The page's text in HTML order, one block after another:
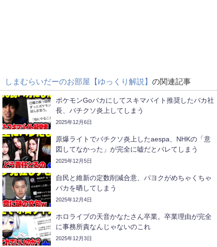
しまむらいだーのお部屋【ゆっくり解説】 の関連記事
ポケモンGoバカにしてスキマバイト推奨したバカ社
長、バチクソ炎上してしまう
2025年12月6日
原爆ライトでバチクソ炎上したaespa、NHKの「意
図してなかった」が完全に嘘だとバレてしまう
2025年12月5日
自民と維新の定数削減合意、パヨクがめちゃくちゃ
バカを晒してしまう
2025年12月4日
ホロライブの天音かなたさん卒業。卒業理由が完全
に事務所責なんじゃないのこれ
2025年12月3日